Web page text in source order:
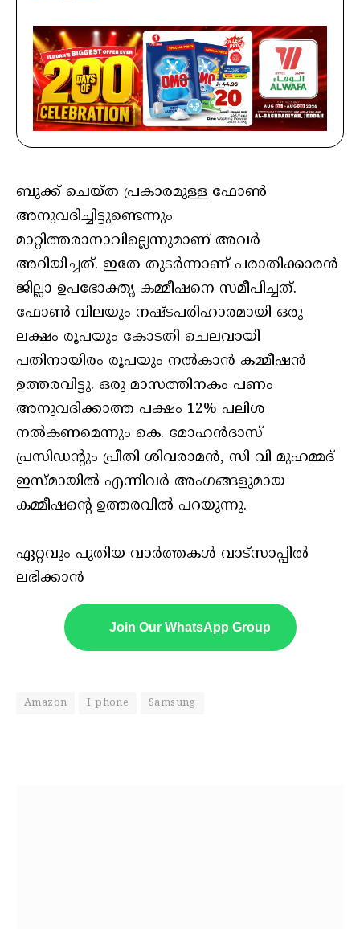
ബുക്ക് ചെയ്ത പ്രകാരമുള്ള ഫോൺ
അനുവദിച്ചിട്ടുണ്ടെന്നും
മാറ്റിത്തരാനാവില്ലെന്നുമാണ് അവർ
അറിയിച്ചത്. ഇതേ തുടർന്നാണ് പരാതിക്കാരൻ
ജില്ലാ ഉപഭോക്തൃ കമ്മീഷനെ സമീപിച്ചത്.
ഫോൺ വിലയും നഷ്ടപരിഹാരമായി ഒരു
ലക്ഷം രൂപയും കോടതി ചെലവായി
പതിനായിരം രൂപയും നൽകാൻ കമ്മീഷൻ
ഉത്തരവിട്ടു. ഒരു മാസത്തിനകം പണം
അനുവദിക്കാത്ത പക്ഷം 12% പലിശ
നൽകണമെന്നും കെ. മോഹൻദാസ്
പ്രസിഡന്റും പ്രീതി ശിവരാമൻ, സി വി മുഹമ്മദ്
ഇസ്മായിൽ എന്നിവർ അംഗങ്ങളുമായ
കമ്മീഷന്റെ ഉത്തരവിൽ പറയുന്നു.
ഏറ്റവും പുതിയ വാർത്തകൾ വാട്സാപ്പിൽ
ലഭിക്കാൻ
Join Our WhatsApp Group
Amazon I phone Samsung